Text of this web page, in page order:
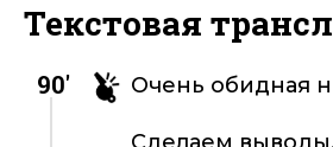
Текстовая
90' Очень обидная